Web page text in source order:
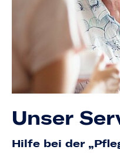
Unser
Hilfe bei der